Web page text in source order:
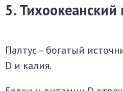
5. Тихоокеанский
Палтус – богатый
D и калия.